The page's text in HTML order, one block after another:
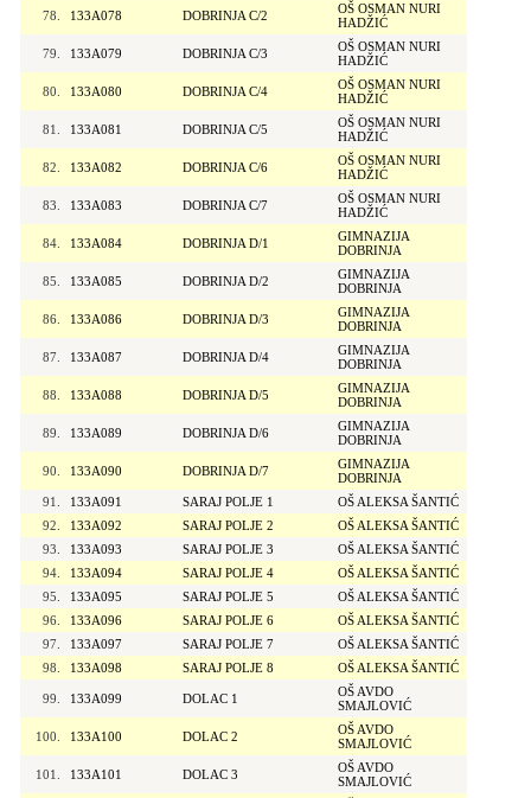
78. 133A078 DOBRINJA C/2
OŠ OSMAN NURI
HADŽIĆ
79. 133A079 DOBRINJA C/3
OŠ OSMAN NURI
HADŽIĆ
80. 133A080 DOBRINJA C/4
OŠ OSMAN NURI
HADŽIĆ
81. 133A081 DOBRINJA C/5
OŠ OSMAN NURI
HADŽIĆ
82. 133A082 DOBRINJA C/6
OŠ OSMAN NURI
HADŽIĆ
83. 133A083 DOBRINJA C/7
OŠ OSMAN NURI
HADŽIĆ
84. 133A084 DOBRINJA D/1
GIMNAZIJA
DOBRINJA
85. 133A085 DOBRINJA D/2
GIMNAZIJA
DOBRINJA
86. 133A086 DOBRINJA D/3
GIMNAZIJA
DOBRINJA
87. 133A087 DOBRINJA D/4
GIMNAZIJA
DOBRINJA
88. 133A088 DOBRINJA D/5
GIMNAZIJA
DOBRINJA
89. 133A089 DOBRINJA D/6
GIMNAZIJA
DOBRINJA
90. 133A090 DOBRINJA D/7
GIMNAZIJA
DOBRINJA
91.
133A091 SARAJ POLJE 1
OŠ ALEKSA ŠANTIĆ
92.
133A092 SARAJ POLJE 2
OŠ ALEKSA ŠANTIĆ
93.
133A093 SARAJ POLJE 3
OŠ ALEKSA ŠANTIĆ
94.
133A094 SARAJ POLJE 4
OŠ ALEKSA ŠANTIĆ
95.
133A095 SARAJ POLJE 5
OŠ ALEKSA ŠANTIĆ
96.
133A096 SARAJ POLJE 6
OŠ ALEKSA ŠANTIĆ
97.
133A097 SARAJ POLJE 7
OŠ ALEKSA ŠANTIĆ
98.
133A098 SARAJ POLJE 8 OŠ ALEKSA ŠANTIĆ
99. 133A099 DOLAC 1
OŠ AVDO
SMAJLOVIĆ
100. 133A100 DOLAC 2
OŠ AVDO
SMAJLOVIĆ
101. 133A101 DOLAC 3
OŠ AVDO
SMAJLOVIĆ